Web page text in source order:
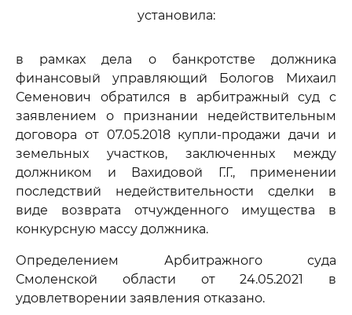
установила:
в рамках дела о банкротстве должника
финансовый управляющий Бологов Михаил
Семенович обратился в арбитражный суд с
заявлением о признании недействительным
договора от 07.05.2018 купли-продажи дачи и
земельных участков, заключенных между
должником и Вахидовой Г.Г., применении
последствий недействительности сделки в
виде возврата отчужденного имущества в
конкурсную массу должника.
Определением Арбитражного суда
Смоленской области от 24.05.2021 в
удовлетворении заявления отказано.